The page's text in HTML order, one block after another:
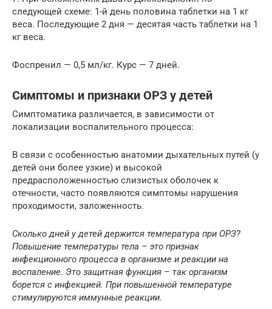
следующей схеме: 1-й день половина таблетки на 1 кг
веса. Последующие 2 дня — десятая часть таблетки на 1
кг веса.
Фоспренил — 0,5 мл/кг. Курс — 7 дней.
Симптомы и признаки ОРЗ у детей
Симптоматика различается, в зависимости от
локализации воспалительного процесса:
В связи с особенностью анатомии дыхательных путей (у
детей они более узкие) и высокой
предрасположенностью слизистых оболочек к
отечности, часто появляются симптомы нарушения
проходимости, заложенность.
Сколько дней у детей держится температура при ОРЗ?
Повышение температуры тела – это признак
инфекционного процесса в организме и реакции на
воспаление. Это защитная функция – так организм
борется с инфекцией. При повышенной температуре
стимулируются иммунные реакции.